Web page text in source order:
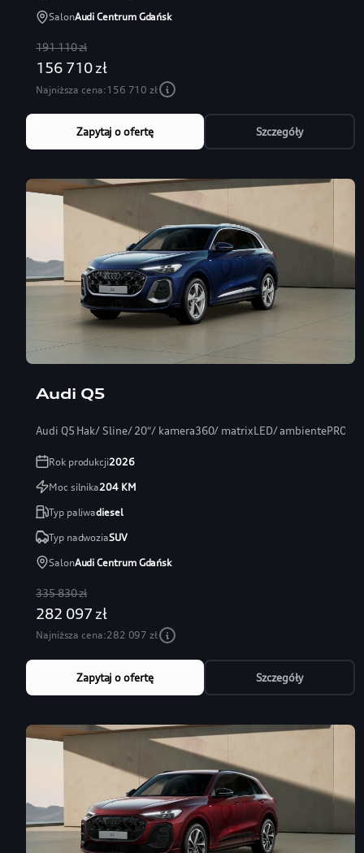
SalonAudi Centrum Gdańsk
191 110 zł
156 710 zł
Najniższa cena:156 710 zł
Zapytaj o ofertę Szczegóły
Audi Q5
Audi Q5 Hak/ Sline/ 20″/ kamera360/ matrixLED/ ambientePRO/
Rok produkcji2026
Moc silnika204KM
Typ paliwadiesel
Typ nadwoziaSUV
SalonAudi Centrum Gdańsk
335 830 zł
282 097 zł
Najniższa cena:282 097 zł
Zapytaj o ofertę Szczegóły